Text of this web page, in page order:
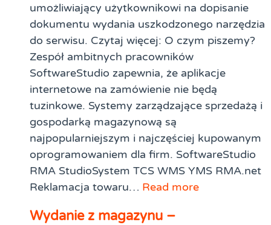
umożliwiający użytkownikowi na dopisanie
dokumentu wydania uszkodzonego narzędzia
do serwisu. Czytaj więcej: O czym piszemy?
Zespół ambitnych pracowników
SoftwareStudio zapewnia, że aplikacje
internetowe na zamówienie nie będą
tuzinkowe. Systemy zarządzające sprzedażą i
gospodarką magazynową są
najpopularniejszym i najczęściej kupowanym
oprogramowaniem dla firm. SoftwareStudio
RMA StudioSystem TCS WMS YMS RMA.net
Reklamacja towaru… Read more
Wydanie z magazynu –